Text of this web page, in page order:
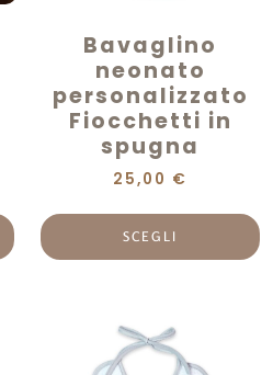
Bavaglino
neonato
personalizzato
Fiocchetti in
spugna
25,00 €
SCEGLI